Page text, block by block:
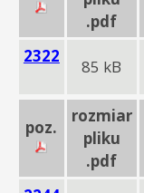
.pdf
2322
85 kB
poz.
rozmiar
pliku
.pdf